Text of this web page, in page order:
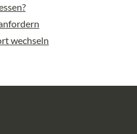
wechseln